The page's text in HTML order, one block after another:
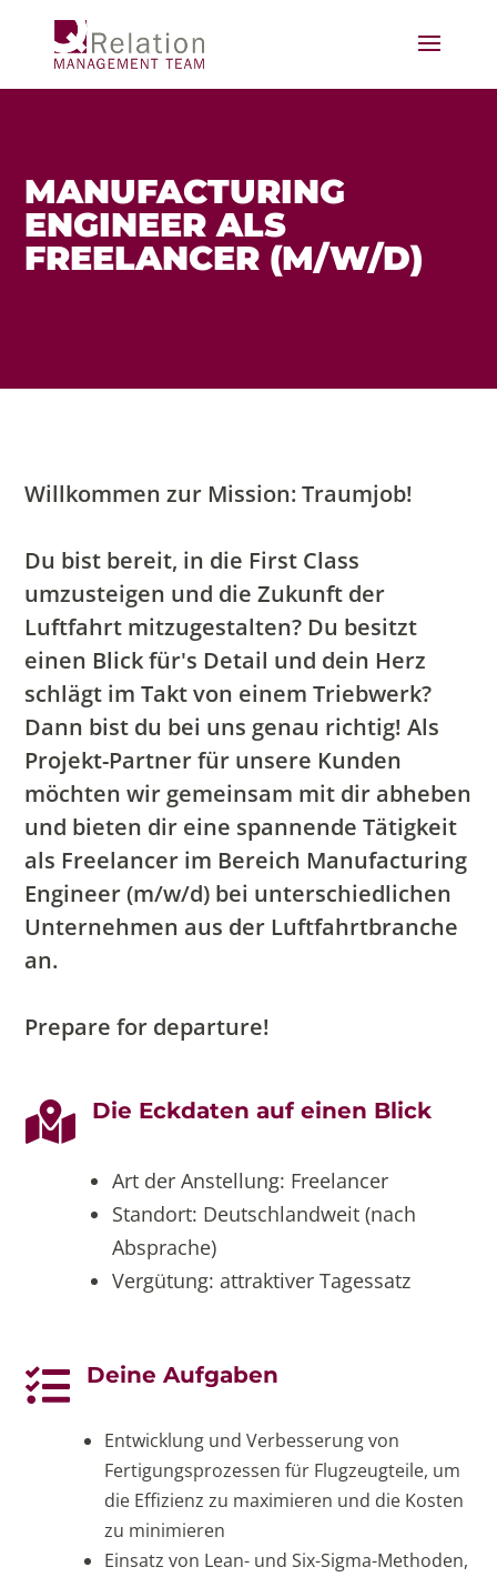
MANUFACTURING
ENGINEER ALS
FREELANCER (M/W/D)
Willkommen zur Mission: Traumjob!
Du bist bereit, in die First Class
umzusteigen und die Zukunft der
Luftfahrt mitzugestalten? Du besitzt
einen Blick für's Detail und dein Herz
schlägt im Takt von einem Triebwerk?
Dann bist du bei uns genau richtig! Als
Projekt-Partner für unsere Kunden
möchten wir gemeinsam mit dir abheben
und bieten dir eine spannende Tätigkeit
als Freelancer im Bereich Manufacturing
Engineer (m/w/d) bei unterschiedlichen
Unternehmen aus der Luftfahrtbranche
an.
Prepare for departure!
 Die Eckdaten auf einen Blick
Art der Anstellung: Freelancer
Standort: Deutschlandweit (nach
Absprache)
Vergütung: attraktiver Tagessatz
 Deine Aufgaben
Entwicklung und Verbesserung von
Fertigungsprozessen für Flugzeugteile, um
die Effizienz zu maximieren und die Kosten
zu minimieren
Einsatz von Lean- und Six-Sigma-Methoden,